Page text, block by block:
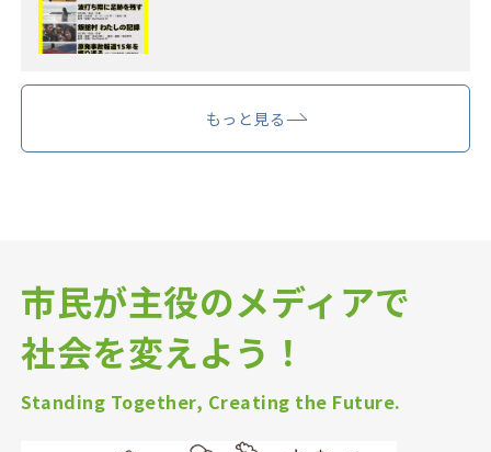
もっと見る
市民が主役のメディアで
社会を変えよう！
Standing Together, Creating the Future.